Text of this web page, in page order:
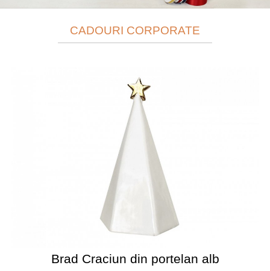
CADOURI CORPORATE
Brad Craciun din portelan alb